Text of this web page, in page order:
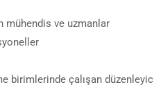
mühendis ve uzmanlar
birimlerinde çalışan